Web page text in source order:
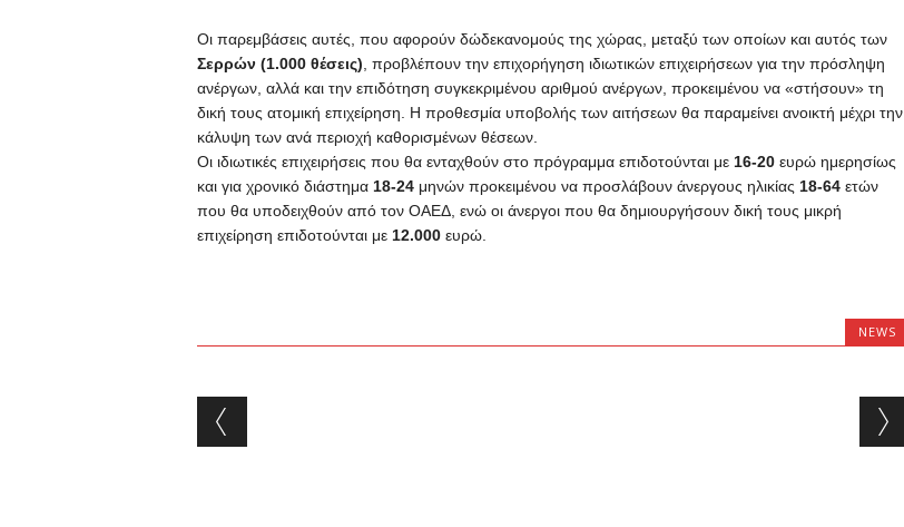
Οι παρεμβάσεις αυτές, που αφορούν δώδεκανομούς της χώρας, μεταξύ των οποίων και αυτός των
Σερρών (1.000 θέσεις) , προβλέπουν την επιχορήγηση ιδιωτικών επιχειρήσεων για την πρόσληψη
ανέργων, αλλά και την επιδότηση συγκεκριμένου αριθμού ανέργων, προκειμένου να «στήσουν» τη
δική τους ατομική επιχείρηση. Η προθεσμία υποβολής των αιτήσεων θα παραμείνει ανοικτή μέχρι την
κάλυψη των ανά περιοχή καθορισμένων θέσεων.
Οι ιδιωτικές επιχειρήσεις που θα ενταχθούν στο πρόγραμμα επιδοτούνται με 16-20ευρώ ημερησίως
και για χρονικό διάστημα 18-24 μηνών προκειμένου να προσλάβουν άνεργους ηλικίας 18-64ετών
που θα υποδειχθούν από τον ΟΑΕΔ, ενώ οι άνεργοι που θα δημιουργήσουν δική τους μικρή
επιχείρηση επιδοτούνται με 12.000ευρώ.
NEWS
Post navigation